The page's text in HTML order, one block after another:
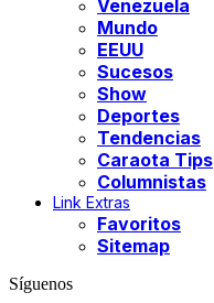
Venezuela
Mundo
EEUU
Sucesos
Show
Deportes
Tendencias
Caraota Tips
Columnistas
Link Extras
Favoritos
Sitemap
Síguenos